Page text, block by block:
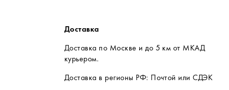
Доставка
Доставка по Москве и до 5 км от МКАД
курьером.
Доставка в регионы РФ: Почтой или СДЭК